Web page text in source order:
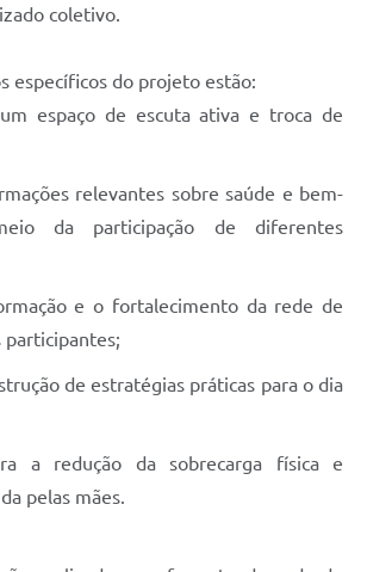
coletivo.
específicos do projeto estão:
espaço de escuta ativa e troca de
relevantes sobre saúde e bem-
da participação de diferentes
e o fortalecimento da rede de
participantes;
de estratégias práticas para o dia
a redução da sobrecarga física e
pelas mães.